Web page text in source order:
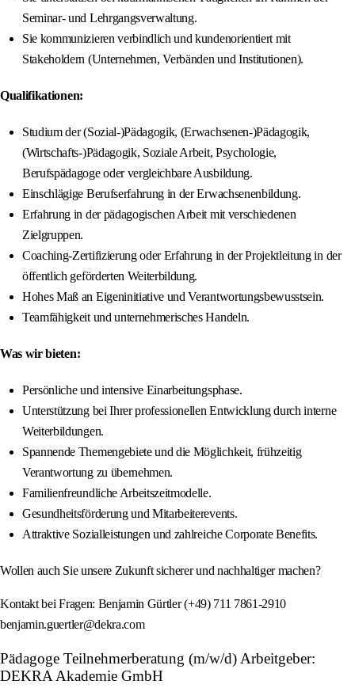
Seminar- und Lehrgangsverwaltung.
Sie kommunizieren verbindlich und kundenorientiert mit
Stakeholdern (Unternehmen, Verbänden und Institutionen).
Qualifikationen:
Studium der (Sozial-)Pädagogik, (Erwachsenen-)Pädagogik,
(Wirtschafts-)Pädagogik, Soziale Arbeit, Psychologie,
Berufspädagoge oder vergleichbare Ausbildung.
Einschlägige Berufserfahrung in der Erwachsenenbildung.
Erfahrung in der pädagogischen Arbeit mit verschiedenen
Zielgruppen.
Coaching-Zertifizierung oder Erfahrung in der Projektleitung in der
öffentlich geförderten Weiterbildung.
Hohes Maß an Eigeninitiative und Verantwortungsbewusstsein.
Teamfähigkeit und unternehmerisches Handeln.
Was wir bieten:
Persönliche und intensive Einarbeitungsphase.
Unterstützung bei Ihrer professionellen Entwicklung durch interne
Weiterbildungen.
Spannende Themengebiete und die Möglichkeit, frühzeitig
Verantwortung zu übernehmen.
Familienfreundliche Arbeitszeitmodelle.
Gesundheitsförderung und Mitarbeiterevents.
Attraktive Sozialleistungen und zahlreiche Corporate Benefits.
Wollen auch Sie unsere Zukunft sicherer und nachhaltiger machen?
Kontakt bei Fragen: Benjamin Gürtler (+49) 711 7861-2910
benjamin.guertler@dekra.com
Pädagoge Teilnehmerberatung (m/w/d) Arbeitgeber:
DEKRA Akademie GmbH